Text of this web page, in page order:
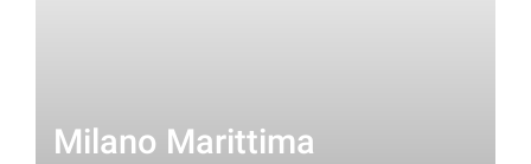
Milano Marittima